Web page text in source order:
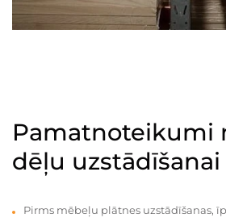
Pamatnoteikumi
dēļu uzstādīšanai
Pirms mēbeļu plātnes uzstādīšanas,